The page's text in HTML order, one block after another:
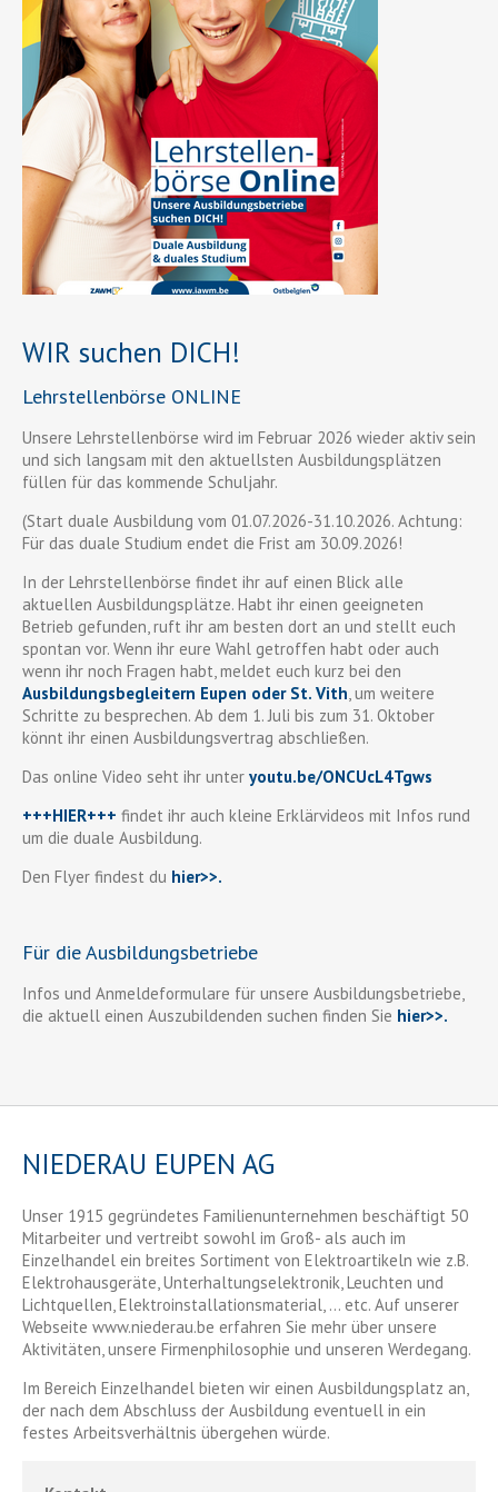
WIR suchen DICH!
Lehrstellenbörse ONLINE
Unsere Lehrstellenbörse wird im Februar 2026 wieder aktiv sein
und sich langsam mit den aktuellsten Ausbildungsplätzen
füllen für das kommende Schuljahr.
(Start duale Ausbildung vom 01.07.2026-31.10.2026. Achtung:
Für das duale Studium endet die Frist am 30.09.2026!
In der Lehrstellenbörse findet ihr auf einen Blick alle
aktuellen Ausbildungsplätze. Habt ihr einen geeigneten
Betrieb gefunden, ruft ihr am besten dort an und stellt euch
spontan vor. Wenn ihr eure Wahl getroffen habt oder auch
wenn ihr noch Fragen habt, meldet euch kurz bei den
Ausbildungsbegleitern Eupen oder St. Vith, um weitere
Schritte zu besprechen. Ab dem 1. Juli bis zum 31. Oktober
könnt ihr einen Ausbildungsvertrag abschließen.
Das online Video seht ihr unter youtu.be/ONCUcL4Tgws
+++HIER+++ findet ihr auch kleine Erklärvideos mit Infos rund
um die duale Ausbildung.
Den Flyer findest du hier>>.
Für die Ausbildungsbetriebe
Infos und Anmeldeformulare für unsere Ausbildungsbetriebe,
die aktuell einen Auszubildenden suchen finden Sie hier>>.
NIEDERAU EUPEN AG
Unser 1915 gegründetes Familienunternehmen beschäftigt 50
Mitarbeiter und vertreibt sowohl im Groß- als auch im
Einzelhandel ein breites Sortiment von Elektroartikeln wie z.B.
Elektrohausgeräte, Unterhaltungselektronik, Leuchten und
Lichtquellen, Elektroinstallationsmaterial, ... etc. Auf unserer
Webseite www.niederau.be erfahren Sie mehr über unsere
Aktivitäten, unsere Firmenphilosophie und unseren Werdegang.
Im Bereich Einzelhandel bieten wir einen Ausbildungsplatz an,
der nach dem Abschluss der Ausbildung eventuell in ein
festes Arbeitsverhältnis übergehen würde.